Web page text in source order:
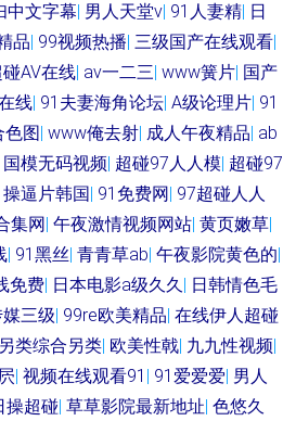
中文字幕| 男人天堂v| 91人妻精| 日
品| 99视频热播| 三级国产在线观看|
碰AV在线| av一二三| www簧片| 国产
线| 91夫妻海角论坛| A级论理片| 91
色图| www俺去射| 成人午夜精品| ab
国模无码视频| 超碰97人人模| 超碰97
操逼片韩国| 91免费网| 97超碰人人
集网| 午夜激情视频网站| 黄页嫩草|
| 91黑丝| 青青草ab| 午夜影院黄色的|
免费| 日本电影a级久久| 日韩情色毛
三级| 99re欧美精品| 在线伊人超碰
另类综合另类| 欧美性戟| 九九性视频|
| 视频在线观看91 | 91爱爱爱| 男人
操超碰| 草草影院最新地址| 色悠久